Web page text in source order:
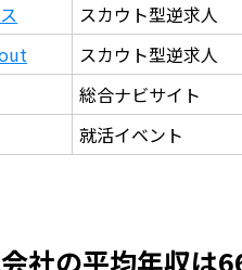
スカウト型逆求人
スカウト型逆求人
総合ナビサイト
就活イベント
社の平均年収は